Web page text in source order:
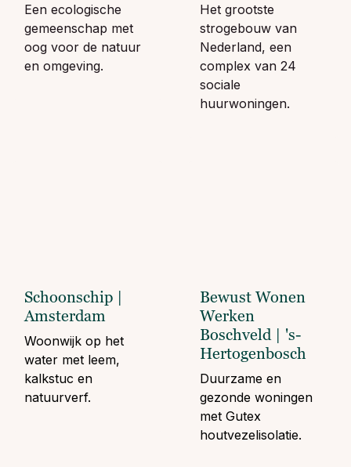
Een ecologische
gemeenschap met
oog voor de natuur
en omgeving.
Het grootste
strogebouw van
Nederland, een
complex van 24
sociale
huurwoningen.
Schoonschip |
Amsterdam
Woonwijk op het
water met leem,
kalkstuc en
natuurverf.
Bewust Wonen
Werken
Boschveld | 's-
Hertogenbosch
Duurzame en
gezonde woningen
met Gutex
houtvezelisolatie.